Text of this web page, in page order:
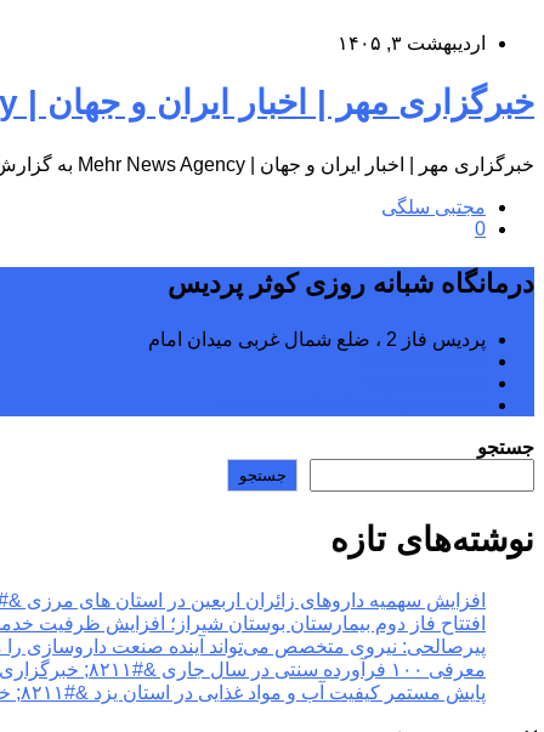
اردیبهشت ۳, ۱۴۰۵
خبرگزاری مهر | اخبار ایران و جهان | Mehr News Agency
خبرگزاری مهر | اخبار ایران و جهان | Mehr News Agency به گزارش پایگاه اطلاع‌رسانی درمانگاه شبانه‌روزی کوثر پردیس، به…
مجتبی سلگی
0
درمانگاه شبانه روزی کوثر پردیس
پردیس فاز 2 ، ضلع شمال غربی میدان امام
جستجو
جستجو
نوشته‌های تازه
افزایش سهمیه داروهای زائران اربعین در استان های مرزی &#۸۲۱۱; خبرگزاری مهر | اخبار ایران و
افتتاح فاز دوم بیمارستان بوستان شیراز؛ افزایش ظرفیت خدمات تخصصی سلامت &#۸۲۱۱;
پیرصالحی: نیروی متخصص می‌تواند آینده صنعت داروسازی را متحول کند &#۸۲۱۱; خبرگزاری
معرفی ۱۰۰ فرآورده سنتی در سال جاری &#۸۲۱۱; خبرگزاری مهر | اخبار ایران و جهان
پایش مستمر کیفیت آب و مواد غذایی در استان یزد &#۸۲۱۱; خبرگزاری مهر | اخبار ایران و جهان